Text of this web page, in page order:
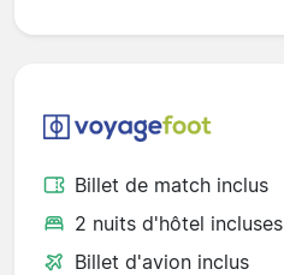
Billet de match inclus
2 nuits d'hôtel incluses
Billet d'avion inclus